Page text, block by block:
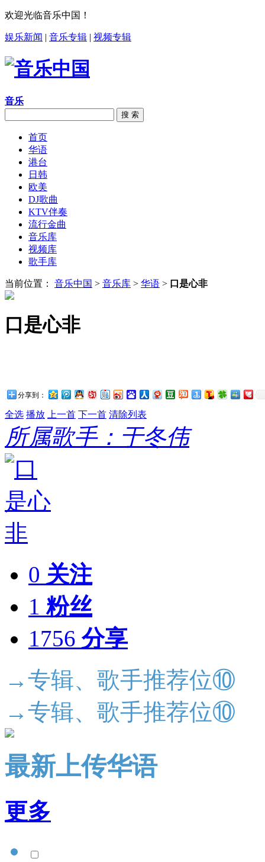
欢迎光临音乐中国！
娱乐新闻 | 音乐专辑 | 视频专辑
音乐
搜 索
首页
华语
港台
日韩
欧美
DJ歌曲
KTV伴奏
流行金曲
音乐库
视频库
歌手库
当前位置： 音乐中国 > 音乐库 > 华语 > 口是心非
口是心非
分享到：
全选 播放 上一首 下一首 清除列表
所属歌手：于冬伟
0 关注
1 粉丝
1756 分享
→专辑、歌手推荐位⑩
→专辑、歌手推荐位⑩
最新上传华语
更多